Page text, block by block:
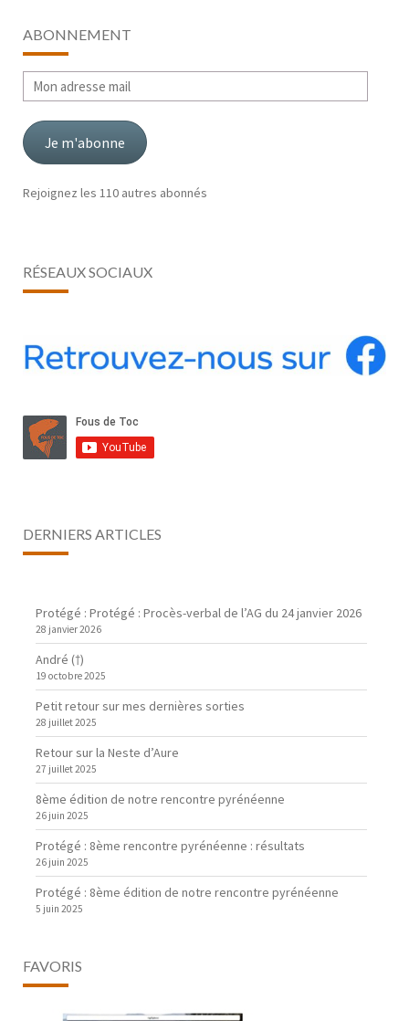
ABONNEMENT
Mon
adresse
mail
Je m'abonne
Rejoignez les 110 autres abonnés
RÉSEAUX SOCIAUX
DERNIERS ARTICLES
Protégé : Protégé : Procès-verbal de l’AG du 24 janvier 2026
28 janvier 2026
André (†)
19 octobre 2025
Petit retour sur mes dernières sorties
28 juillet 2025
Retour sur la Neste d’Aure
27 juillet 2025
8ème édition de notre rencontre pyrénéenne
26 juin 2025
Protégé : 8ème rencontre pyrénéenne : résultats
26 juin 2025
Protégé : 8ème édition de notre rencontre pyrénéenne
5 juin 2025
FAVORIS